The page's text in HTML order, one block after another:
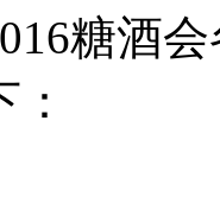
糖酒